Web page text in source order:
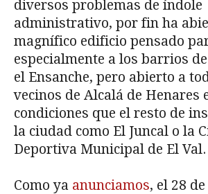
diversos problemas de índole
administrativo, por fin ha
magnífico edificio pensado
especialmente a los barrios
el Ensanche, pero abierto a
vecinos de Alcalá de Henares
condiciones que el resto de
la ciudad como El Juncal o la
Deportiva Municipal de El Val.
Como ya anunciamos, el 28